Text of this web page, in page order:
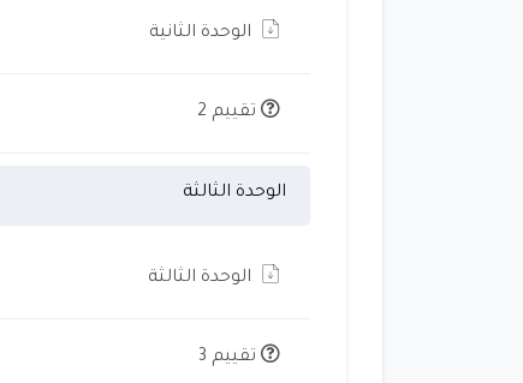
الوحدة الثانية
تقييم 2
الوحدة الثالثة
الوحدة الثالثة
تقييم 3